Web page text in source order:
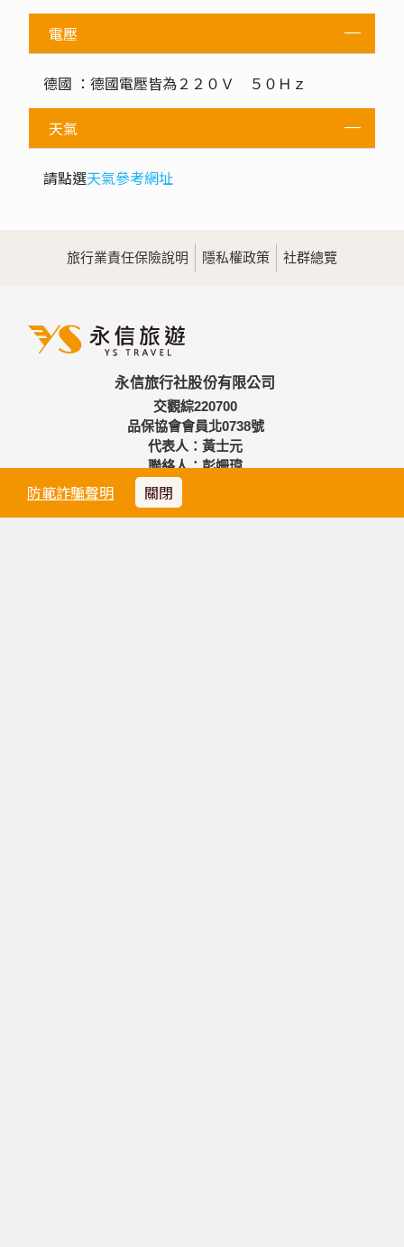
防範詐騙聲明 關閉
電壓
德國 ：德國電壓皆為２２０Ｖ ５０Ｈｚ
天氣
請點選天氣參考網址
旅行業責任保險說明 隱私權政策 社群總覽
永信旅行社股份有限公司
交觀綜220700
品保協會會員北0738號
代表人：黃士元
聯絡人：彭姍瑋
法律顧問：禾和國際法律事務所 陳德弘 律師